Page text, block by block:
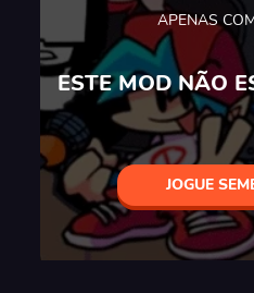
APENAS
ESTE MOD NÃO
JOGUE